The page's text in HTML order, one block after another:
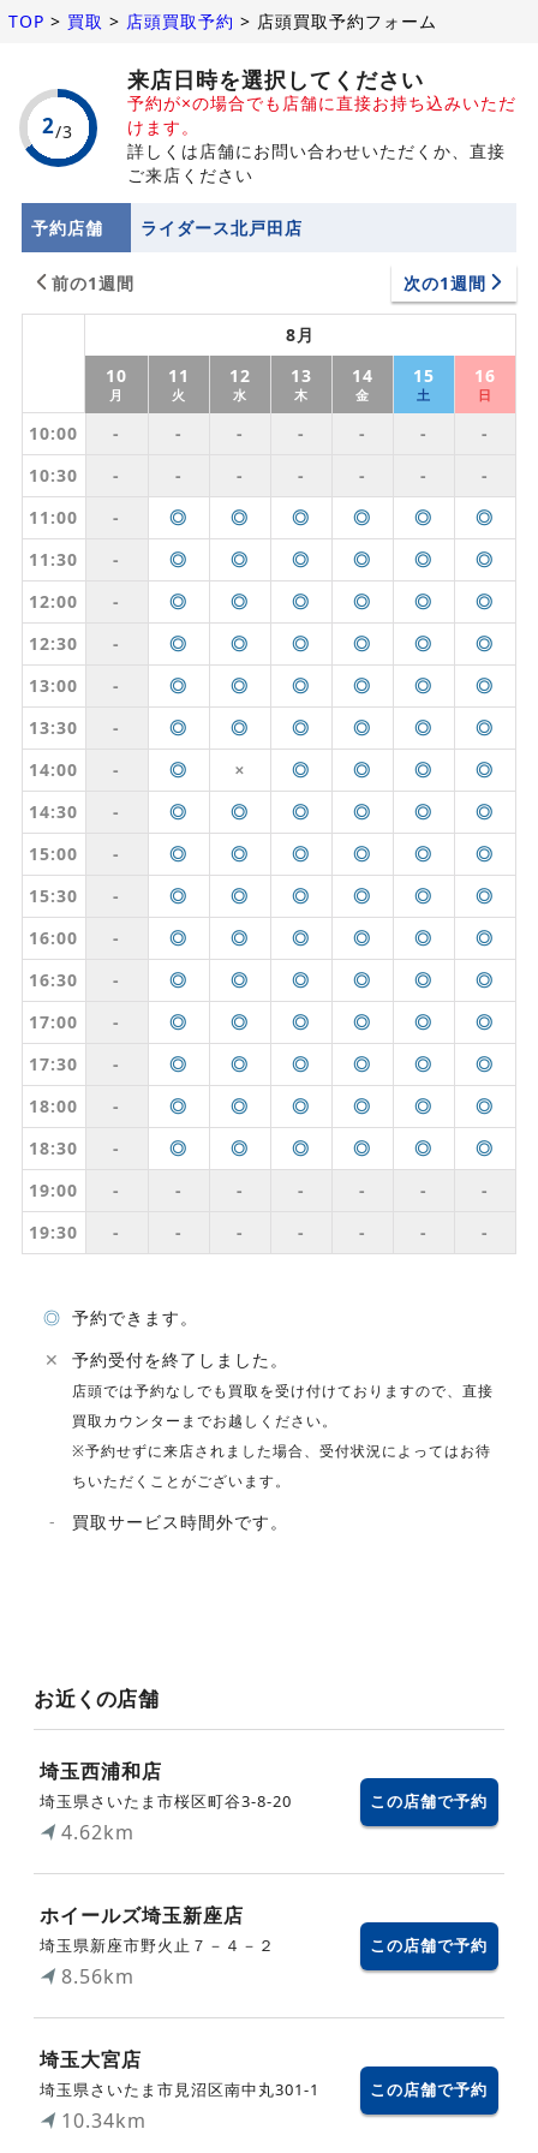
TOP > 買取 > 店頭買取予約 > 店頭買取予約フォーム
来店日時を選択してください
予約が×の場合でも店舗に直接お持ち込みいただ
けます。
詳しくは店舗にお問い合わせいただくか、直接
ご来店ください
予約店舗 ライダース北戸田店
前の1週間 次の1週間
8月
10
月
11
火
12
水
13
木
14
金
15
土
16
日
10:00 - - - - - -
-
10:30
- - - - - -
-
11:00
- ◎ ◎ ◎ ◎ ◎
◎
11:30
- ◎ ◎ ◎ ◎ ◎
◎
12:00
- ◎ ◎ ◎ ◎ ◎
◎
12:30
- ◎ ◎ ◎ ◎ ◎
◎
13:00
- ◎ ◎ ◎ ◎ ◎
◎
13:30
- ◎ ◎ ◎ ◎ ◎
◎
14:00
- ◎ ✕ ◎ ◎ ◎
◎
14:30
- ◎ ◎ ◎ ◎ ◎
◎
15:00
- ◎ ◎ ◎ ◎ ◎
◎
15:30
- ◎ ◎ ◎ ◎ ◎
◎
16:00
- ◎ ◎ ◎ ◎ ◎
◎
16:30
- ◎ ◎ ◎ ◎ ◎
◎
17:00
- ◎ ◎ ◎ ◎ ◎
◎
17:30
- ◎ ◎ ◎ ◎ ◎
◎
18:00
- ◎ ◎ ◎ ◎ ◎
◎
18:30
- ◎ ◎ ◎ ◎ ◎
◎
19:00
- - - - - -
-
19:30
- - - - - - -
◎ 予約できます。
✕
予約受付を終了しました。
店頭では予約なしでも買取を受け付けておりますので、直接
買取カウンターまでお越しください。
※予約せずに来店されました場合、受付状況によってはお待
ちいただくことがございます。
- 買取サービス時間外です。
お近くの店舗
埼玉西浦和店
埼玉県さいたま市桜区町谷3-8-20
4.62km
この店舗で予約
ホイールズ埼玉新座店
埼玉県新座市野火止７－４－２
8.56km
この店舗で予約
埼玉大宮店
埼玉県さいたま市見沼区南中丸301-1
10.34km
この店舗で予約